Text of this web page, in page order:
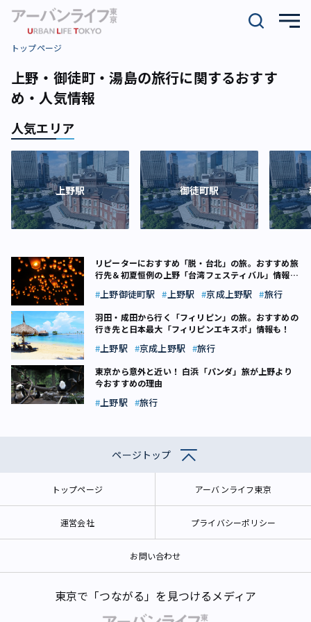
トップページ
上野・御徒町・湯島の旅行に関するおすす
め・人気情報
人気エリア
上野駅 御徒町駅
リピーターにおすすめ「脱・台北」の旅。おすすめ旅
行先＆初夏恒例の上野「台湾フェスティバル」情報
上野御徒町駅 上野駅 京成上野駅 旅行
羽田・成田から行く「フィリピン」の旅。おすすめの
行き先と日本最大「フィリピンエキスポ」情報も！
上野駅 京成上野駅 旅行
東京から意外と近い！ 白浜「パンダ」旅が上野より
今おすすめの理由
上野駅 旅行
ページトップ
トップページ アーバンライフ東京
運営会社 プライバシーポリシー
お問い合わせ
東京で「つながる」を見つけるメディア